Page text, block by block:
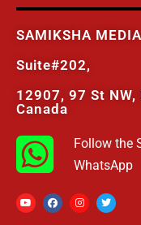
SAMIKSHA
Suite#202,
12907, 97 St
Canada
Follow the
WhatsApp